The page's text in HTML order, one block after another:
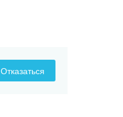
Отказаться